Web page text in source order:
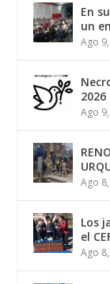
En
un
Ago
2026
Ago
Ago
Los
el
Ago